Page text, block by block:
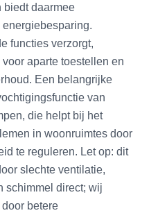
biedt daarmee
functies verzorgt,
aparte toestellen en
Een belangrijke
van
die helpt bij het
in woonruimtes door
te reguleren. Let op: dit
slechte ventilatie,
schimmel direct; wij
betere